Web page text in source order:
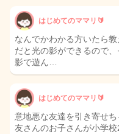
はじめてのママリ🔰
なんでかわかる方いたら
だと光の影ができるので
影で遊ん…
はじめてのママリ🔰
意地悪な友達を引き寄せ
友さんのお子さんが小学校